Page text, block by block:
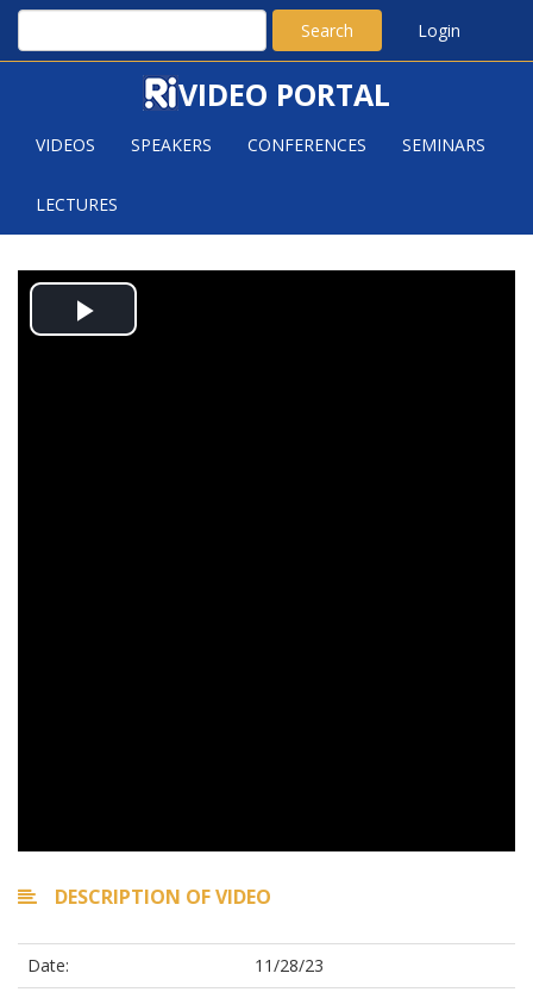
Search Login
VIDEO PORTAL
VIDEOS SPEAKERS CONFERENCES SEMINARS
LECTURES
RUZSA IMRE: HÉZAGOS
BEURLING II.
Play
DESCRIPTION OF VIDEO
Date:
11/28/23